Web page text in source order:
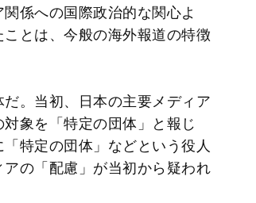
係への国際政治的な関心よ
とは、今般の海外報道の特徴
。当初、日本の主要メディア
象を「特定の団体」と報じ
特定の団体」などという役人
の「配慮」が当初から疑われ